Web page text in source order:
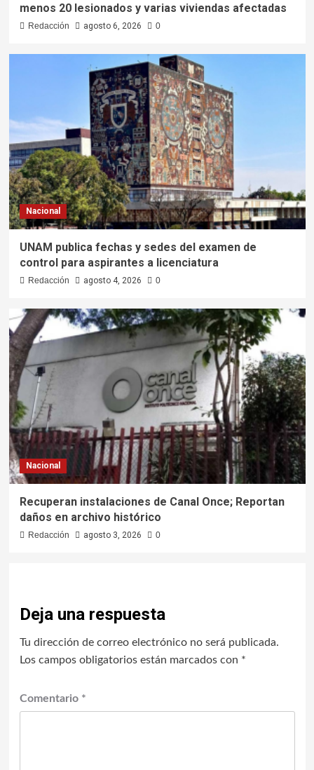
menos 20 lesionados y varias viviendas afectadas
Redacción agosto 6, 2026 0
Nacional
UNAM publica fechas y sedes del examen de
control para aspirantes a licenciatura
Redacción agosto 4, 2026 0
Nacional
Recuperan instalaciones de Canal Once; Reportan
daños en archivo histórico
Redacción agosto 3, 2026 0
Deja una respuesta
Tu dirección de correo electrónico no será publicada.
Los campos obligatorios están marcados con *
Comentario *